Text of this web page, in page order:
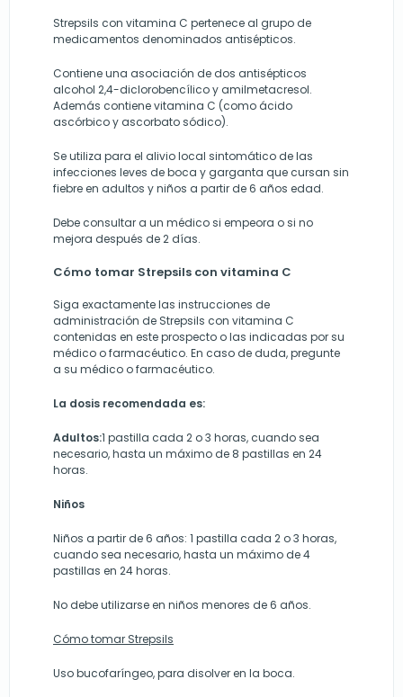
Strepsils con vitamina C pertenece al grupo de
medicamentos denominados antisépticos.
Contiene una asociación de dos antisépticos
alcohol 2,4-diclorobencílico y amilmetacresol.
Además contiene vitamina C (como ácido
ascórbico y ascorbato sódico).
Se utiliza para el alivio local sintomático de las
infecciones leves de boca y garganta que cursan sin
fiebre en adultos y niños a partir de 6 años edad.
Debe consultar a un médico si empeora o si no
mejora después de 2 días.
Cómo tomar Strepsils con vitamina C
Siga exactamente las instrucciones de
administración de Strepsils con vitamina C
contenidas en este prospecto o las indicadas por su
médico o farmacéutico. En caso de duda, pregunte
a su médico o farmacéutico.
La dosis recomendada es:
Adultos:1 pastilla cada 2 o 3 horas, cuando sea
necesario, hasta un máximo de 8 pastillas en 24
horas.
Niños
Niños a partir de 6 años: 1 pastilla cada 2 o 3 horas,
cuando sea necesario, hasta un máximo de 4
pastillas en 24 horas.
No debe utilizarse en niños menores de 6 años.
Cómo tomar Strepsils
Uso bucofaríngeo, para disolver en la boca.